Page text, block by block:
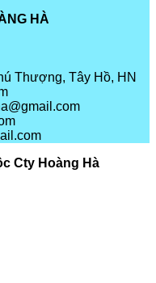
HÀ
Thượng, Tây Hồ, HN
Cty Hoàng Hà